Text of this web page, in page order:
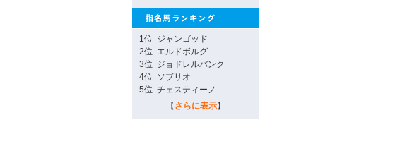
1位 ジャンゴッド
2位 エルドボルグ
3位 ジョドレルバンク
4位 ソブリオ
5位 チェスティーノ
【 さらに表示】